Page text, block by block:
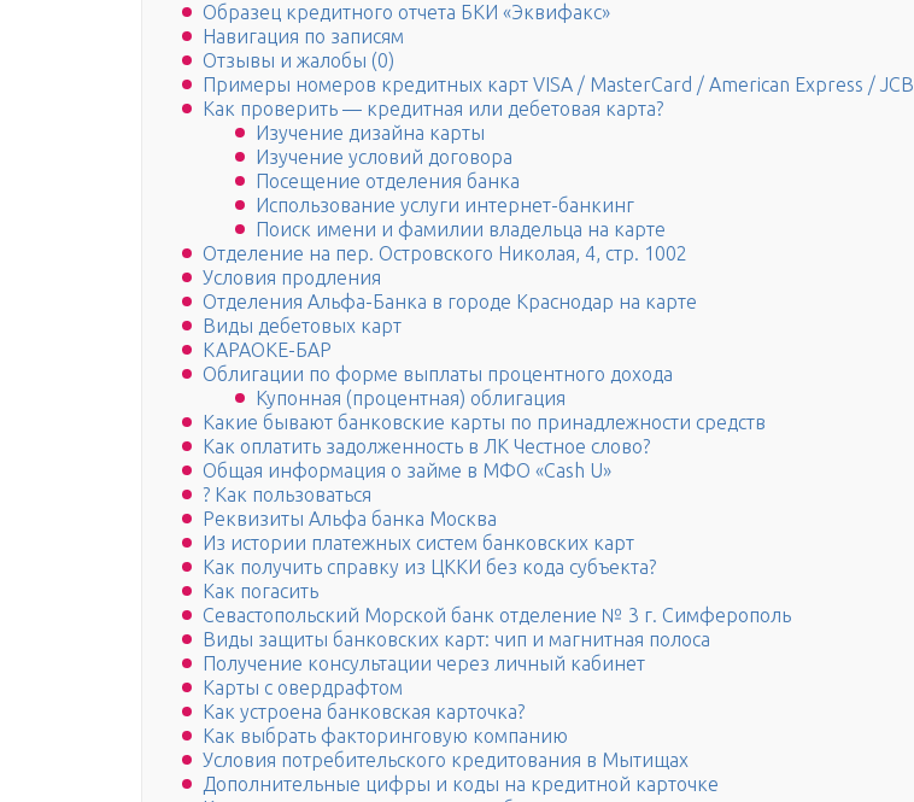
Образец кредитного отчета БКИ «Эквифакс»
Навигация по записям
Отзывы и жалобы (0)
Примеры номеров кредитных карт VISA / MasterCard / American Express / JCB
Как проверить — кредитная или дебетовая карта?
Изучение дизайна карты
Изучение условий договора
Посещение отделения банка
Использование услуги интернет-банкинг
Поиск имени и фамилии владельца на карте
Отделение на пер. Островского Николая, 4, стр. 1002
Условия продления
Отделения Альфа-Банка в городе Краснодар на карте
Виды дебетовых карт
КАРАОКЕ-БАР
Облигации по форме выплаты процентного дохода
Купонная (процентная) облигация
Какие бывают банковские карты по принадлежности средств
Как оплатить задолженность в ЛК Честное слово?
Общая информация о займе в МФО «Сash U»
? Как пользоваться
Реквизиты Альфа банка Москва
Из истории платежных систем банковских карт
Как получить справку из ЦККИ без кода субъекта?
Как погасить
Севастопольский Морской банк отделение № 3 г. Симферополь
Виды защиты банковских карт: чип и магнитная полоса
Получение консультации через личный кабинет
Карты с овердрафтом
Как устроена банковская карточка?
Как выбрать факторинговую компанию
Условия потребительского кредитования в Мытищах
Дополнительные цифры и коды на кредитной карточке